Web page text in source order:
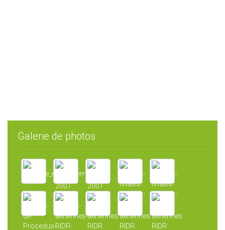
Galerie de photos